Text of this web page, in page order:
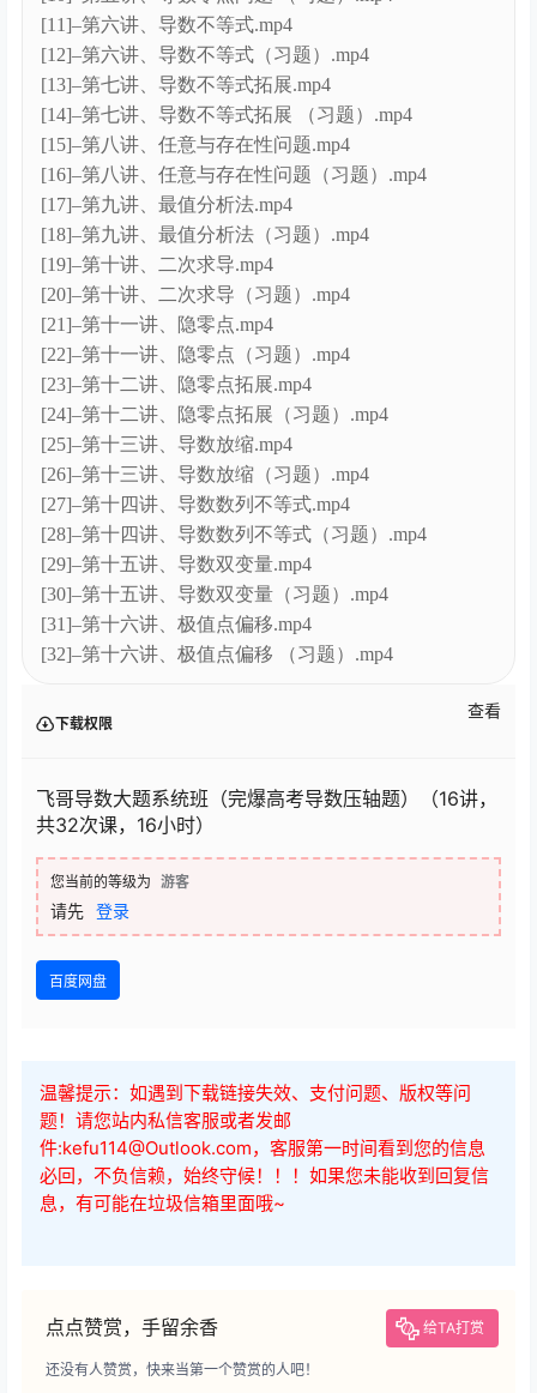
[11]–第六讲、导数不等式.mp4
[12]–第六讲、导数不等式（习题）.mp4
[13]–第七讲、导数不等式拓展.mp4
[14]–第七讲、导数不等式拓展 （习题）.mp4
[15]–第八讲、任意与存在性问题.mp4
[16]–第八讲、任意与存在性问题（习题）.mp4
[17]–第九讲、最值分析法.mp4
[18]–第九讲、最值分析法（习题）.mp4
[19]–第十讲、二次求导.mp4
[20]–第十讲、二次求导（习题）.mp4
[21]–第十一讲、隐零点.mp4
[22]–第十一讲、隐零点（习题）.mp4
[23]–第十二讲、隐零点拓展.mp4
[24]–第十二讲、隐零点拓展（习题）.mp4
[25]–第十三讲、导数放缩.mp4
[26]–第十三讲、导数放缩（习题）.mp4
[27]–第十四讲、导数数列不等式.mp4
[28]–第十四讲、导数数列不等式（习题）.mp4
[29]–第十五讲、导数双变量.mp4
[30]–第十五讲、导数双变量（习题）.mp4
[31]–第十六讲、极值点偏移.mp4
[32]–第十六讲、极值点偏移 （习题）.mp4
下载权限
查看
飞哥导数大题系统班（完爆高考导数压轴题）（16讲，
共32次课，16小时）
您当前的等级为 游客
请先 登录
百度网盘
温馨提示：如遇到下载链接失效、支付问题、版权等问
题！请您站内私信客服或者发邮
件:kefu114@Outlook.com，客服第一时间看到您的信息
必回，不负信赖，始终守候！！！如果您未能收到回复信
息，有可能在垃圾信箱里面哦~
点点赞赏，手留余香 给TA打赏
还没有人赞赏，快来当第一个赞赏的人吧！